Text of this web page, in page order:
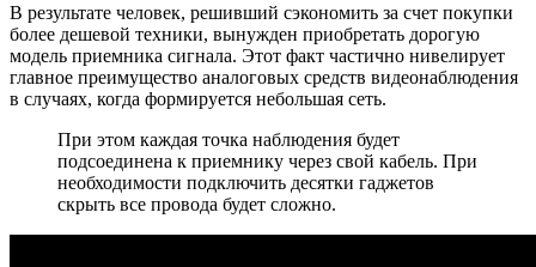
В результате человек, решивший сэкономить за счет покупки
более дешевой техники, вынужден приобретать дорогую
модель приемника сигнала. Этот факт частично нивелирует
главное преимущество аналоговых средств видеонаблюдения
в случаях, когда формируется небольшая сеть.
При этом каждая точка наблюдения будет
подсоединена к приемнику через свой кабель. При
необходимости подключить десятки гаджетов
скрыть все провода будет сложно.